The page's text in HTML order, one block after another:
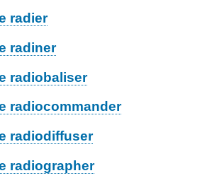
radier
radiner
radiobaliser
radiocommander
radiodiffuser
radiographer